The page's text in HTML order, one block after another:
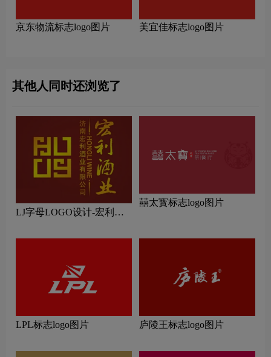
京东物流标志logo图片 美宜佳标志logo图片
其他人同时还浏览了
LJ字母LOGO设计-宏利酒
囍太寳标志logo图片
LPL标志logo图片 庐陵王标志logo图片